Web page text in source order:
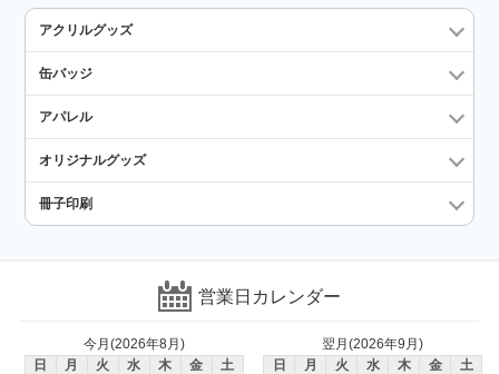
アクリルグッズ
缶バッジ
アパレル
オリジナルグッズ
冊子印刷
営業日カレンダー
今月(2026年8月)
日
月 火 水 木 金
土
翌月(2026年9月)
日
月 火 水 木 金
土